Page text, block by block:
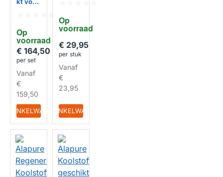
Op
voorraad
reerba
ar
Koolsto
ffilter
C0072
5240
Kookpl
St.)
€ 164,50
per set
Vanaf
€
159,50
IN WINKELWAGEN
Op
voorraad
ool
48800
1 /
C0086
457x18
5x8mm
€ 29,95
per stuk
Vanaf
€
23,95
IN WINKELWAGEN